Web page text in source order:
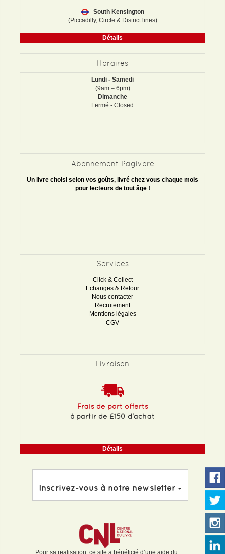
South Kensington
(Piccadilly, Circle & District lines)
Détails
Horaires
Lundi - Samedi
(9am – 6pm)
Dimanche
Fermé - Closed
Abonnement Pagivore
Un livre choisi selon vos goûts, livré chez vous chaque mois
pour lecteurs de tout âge !
Services
Click & Collect
Echanges & Retour
Nous contacter
Recrutement
Mentions légales
CGV
Livraison
Frais de port offerts
à partir de £150 d'achat
Détails
Inscrivez-vous à notre newsletter
Pour sa realisation, ce site a bénéficié d’une aide du